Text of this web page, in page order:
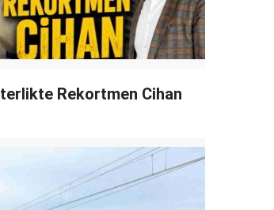
Rekortmen Cihan